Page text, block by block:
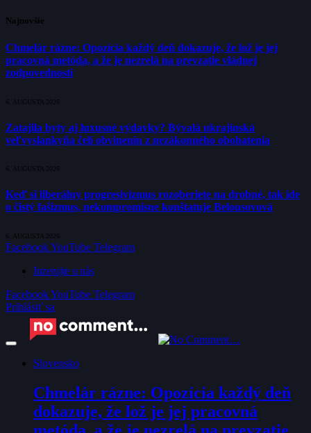
Najnovšie
Chmelár rázne: Opozícia každý deň dokazuje, že lož je jej
pracovná metóda, a že je nezrelá na prevzatie vládnej
zodpovednosti
6. AUGUSTA 2026
Zatajila byty aj luxusné výdavky? Bývalá ukrajinská
veľvyslankyňa čelí obvineniu z nezákonného obohatenia
6. AUGUSTA 2026
Keď si liberálny progresivizmus rozoberiete na drobné, tak ide
o čistý fašizmus, nekompromisne konštatuje Belousovová
6. AUGUSTA 2026
FacebookYouTube Telegram
Inzerujte u nás
FacebookYouTube Telegram
Prihlásiť sa
Slovensko
Chmelár rázne: Opozícia každý deň
dokazuje, že lož je jej pracovná